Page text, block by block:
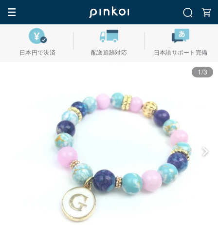
日本円で決済 配送追跡対応 日本語サポート完備
1/3